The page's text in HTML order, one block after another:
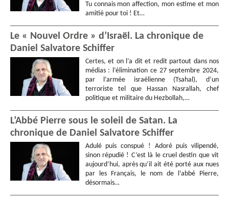
Tu connais mon affection, mon estime et mon
amitié pour toi ! Et…
Le « Nouvel Ordre » d’Israël. La chronique de
Daniel Salvatore Schiffer
Certes, et on l’a dit et redit partout dans nos
médias : l’élimination ce 27 septembre 2024,
par l’armée israélienne (Tsahal), d’un
terroriste tel que Hassan Nasrallah, chef
politique et militaire du Hezbollah,…
L’Abbé Pierre sous le soleil de Satan. La
chronique de Daniel Salvatore Schiffer
Adulé puis conspué ! Adoré puis vilipendé,
sinon répudié ! C’est là le cruel destin que vit
aujourd’hui, après qu’il ait été porté aux nues
par les Français, le nom de l’abbé Pierre,
désormais…